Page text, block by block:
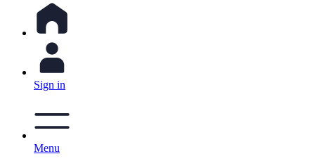
Sign in
Menu